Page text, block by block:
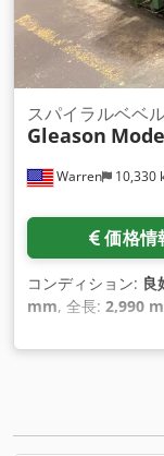
Warren 10,330
スパイラルベベ
Gleason
価格情
コンディション: 良
mm, 全長: 2,990
ンギアラフ／フィ
トコントロール チ
ーブカム ギアチェ
Dsdpfxjrtryko
さ：1.250" ルート